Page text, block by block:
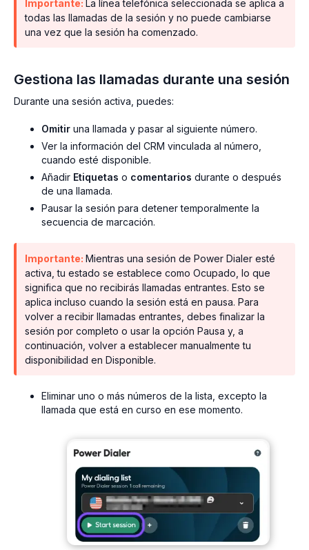
Importante: La línea telefónica seleccionada se aplica a
todas las llamadas de la sesión y no puede cambiarse
una vez que la sesión ha comenzado.
Gestiona las llamadas durante una sesión
Durante una sesión activa, puedes:
Omitir una llamada y pasar al siguiente número.
Ver la información del CRM vinculada al número,
cuando esté disponible.
Añadir Etiquetas o comentarios durante o después
de una llamada.
Pausar la sesión para detener temporalmente la
secuencia de marcación.
Importante: Mientras una sesión de Power Dialer esté
activa, tu estado se establece como Ocupado, lo que
significa que no recibirás llamadas entrantes. Esto se
aplica incluso cuando la sesión está en pausa. Para
volver a recibir llamadas entrantes, debes finalizar la
sesión por completo o usar la opción Pausa y, a
continuación, volver a establecer manualmente tu
disponibilidad en Disponible.
Eliminar uno o más números de la lista, excepto la
llamada que está en curso en ese momento.